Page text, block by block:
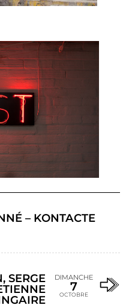
– KONTACTE
SERGE DIMANCHE
7
OCTOBRE